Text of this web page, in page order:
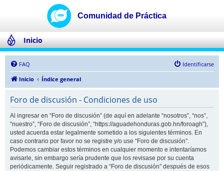
Inicio
FAQ
Identificarse
Inicio
Índice general
Foro de discusión - Condiciones de uso
Al ingresar en “Foro de discusión” (de aquí en adelante “nosotros”, “nos”,
“nuestro”, “Foro de discusión”, “https://aguadehonduras.gob.hn/foroagh”),
usted acuerda estar legalmente sometido a los siguientes términos. En
caso contrario por favor no se registre y/o use “Foro de discusión”.
Podemos cambiar estos términos en cualquier momento e intentaríamos
avisarle, sin embargo sería prudente que los revisase por su cuenta
periódicamente. Seguir registrado a “Foro de discusión” después de esos